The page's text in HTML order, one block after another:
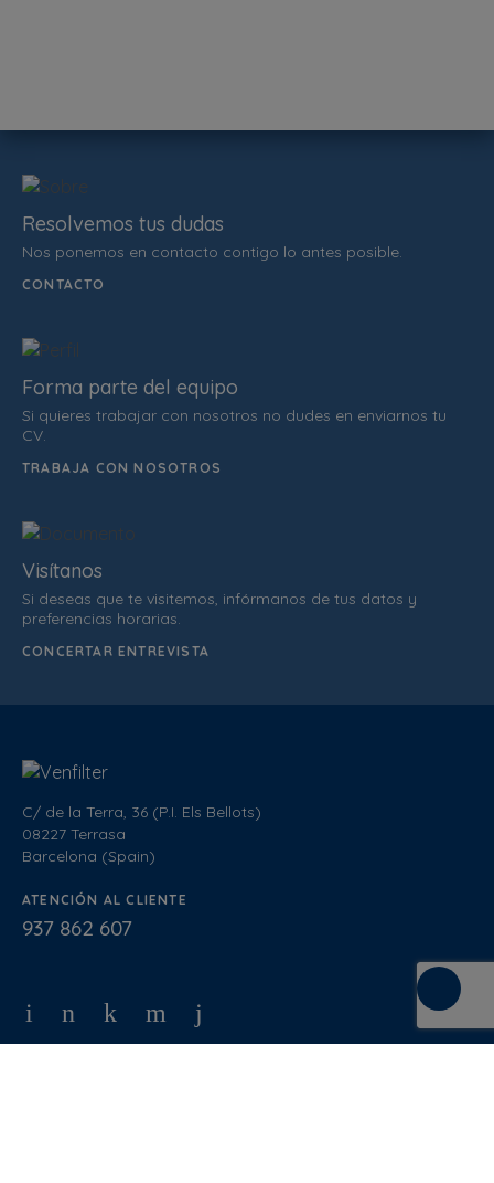
C/ de la Terra, 36 (P.I. Els Bellots)
08227 Terrasa
Barcelona (Spain)
ATENCIÓN AL CLIENTE
937 862 607
Resolvemos tus dudas
Nos ponemos en contacto contigo lo antes posible.
CONTACTO
Forma parte del equipo
Si quieres trabajar con nosotros no dudes en enviarnos tu
CV.
TRABAJA CON NOSOTROS
Visítanos
Si deseas que te visitemos, infórmanos de tus datos y
preferencias horarias.
CONCERTAR ENTREVISTA